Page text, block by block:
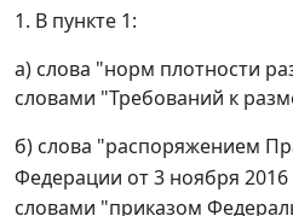
1. В пункте 1:
а) слова "норм плотности
словами "Требований к
б) слова "распоряжением
Федерации от 3 ноября 2016
словами "приказом